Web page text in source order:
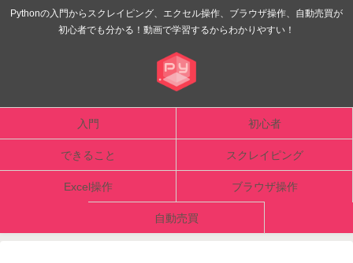
Pythonの入門からスクレイピング、エクセル操作、ブラウザ操作、自動売買が
初心者でも分かる！動画で学習するからわかりやすい！
入門 初心者
できること スクレイピング
Excel操作 ブラウザ操作
自動売買